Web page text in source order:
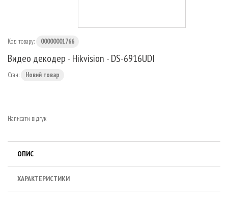
Код товару: 00000001766
Видео декодер - Hikvision - DS-6916UDI
Стан: Новий товар
Написати відгук
ОПИС
ХАРАКТЕРИСТИКИ